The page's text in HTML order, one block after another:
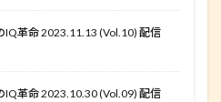
革命 2023.11.13 (Vol.10) 配信
革命 2023.10.30 (Vol.09) 配信